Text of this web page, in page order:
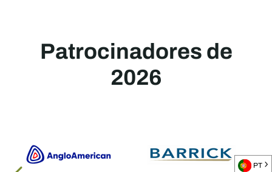
Patrocinadores de
2026
PT